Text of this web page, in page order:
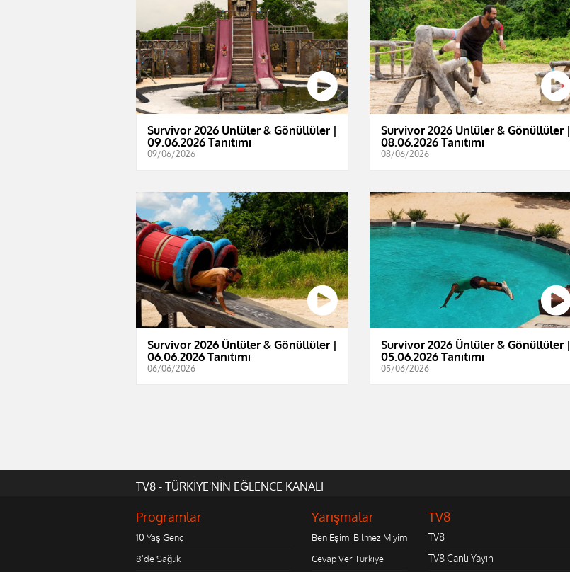
Survivor 2026 Ünlüler & Gönüllüler |
09.06.2026 Tanıtımı
09/06/2026
Survivor 2026 Ünlüler & Gönüllüler |
08.06.2026 Tanıtımı
08/06/2026
Survivor 2026 Ünlüler & Gönüllüler |
06.06.2026 Tanıtımı
06/06/2026
Survivor 2026 Ünlüler & Gönüllüler |
05.06.2026 Tanıtımı
05/06/2026
TV8 - TÜRKİYE'NİN EĞLENCE KANALI
Programlar
10 Yaş Genç
8'de Sağlık
Yarışmalar
Ben Eşimi Bilmez Miyim
Cevap Ver Türkiye
TV8
TV8
TV8 Canlı Yayın